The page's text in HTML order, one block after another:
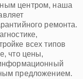
центром, наша
ремонта.
всех типов
что цены,
предложением.